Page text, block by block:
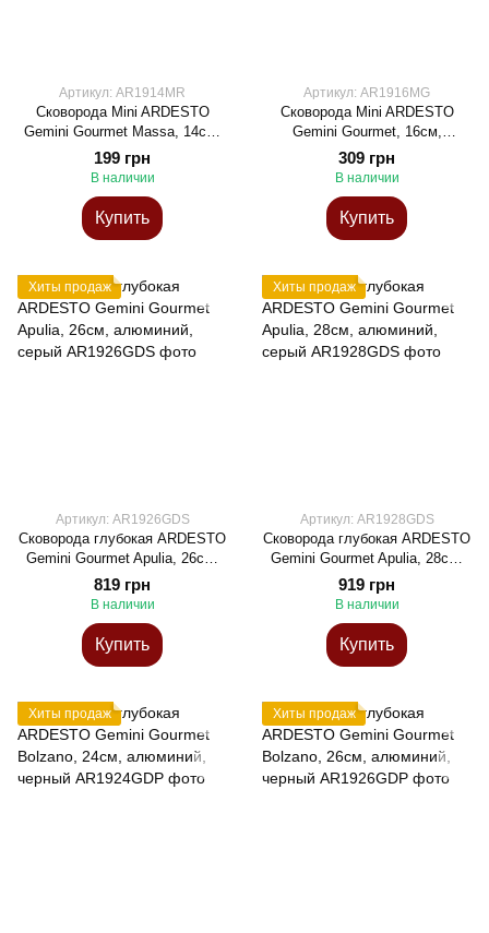
Артикул: AR1914MR
Сковорода Mini ARDESTO
Gemini Gourmet Massa, 14см,
алюминий, красный
199 грн
В наличии
Купить
Артикул: AR1916MG
Сковорода Mini ARDESTO
Gemini Gourmet, 16см,
алюминий, синий
309 грн
В наличии
Купить
Хиты продаж
Артикул: AR1926GDS
Сковорода глубокая ARDESTO
Gemini Gourmet Apulia, 26см,
алюминий, серый
819 грн
В наличии
Купить
Хиты продаж
Артикул: AR1928GDS
Сковорода глубокая ARDESTO
Gemini Gourmet Apulia, 28см,
алюминий, серый
919 грн
В наличии
Купить
Хиты продаж Хиты продаж